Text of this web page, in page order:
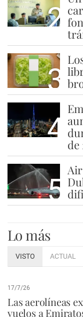
2
3
4 de
5
Lo más
VISTO ACTUAL
17/7/26
Las aerolíneas
vuelos a